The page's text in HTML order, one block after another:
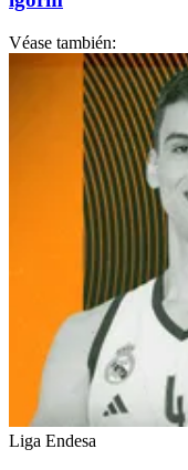
Véase también:
Liga Endesa